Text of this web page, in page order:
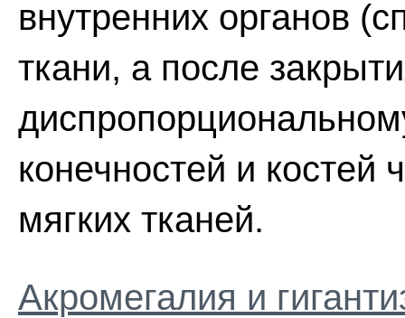
внутренних органов
ткани, а после
конечностей и костей
мягких тканей.
Акромегалия и